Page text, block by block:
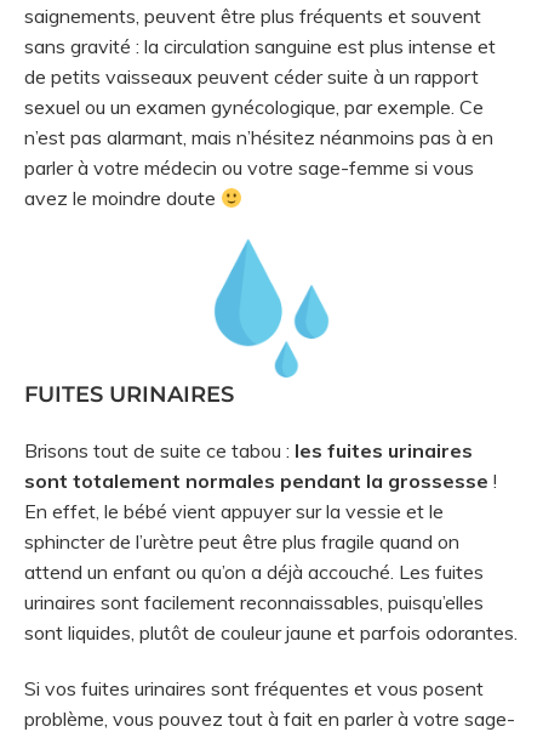
saignements, peuvent être plus fréquents et souvent
sans gravité : la circulation sanguine est plus intense et
de petits vaisseaux peuvent céder suite à un rapport
sexuel ou un examen gynécologique, par exemple. Ce
n’est pas alarmant, mais n’hésitez néanmoins pas à en
parler à votre médecin ou votre sage-femme si vous
avez le moindre doute
FUITES URINAIRES
Brisons tout de suite ce tabou : les fuites urinaires
sont totalement normales pendant la grossesse !
En effet, le bébé vient appuyer sur la vessie et le
sphincter de l’urètre peut être plus fragile quand on
attend un enfant ou qu’on a déjà accouché. Les fuites
urinaires sont facilement reconnaissables, puisqu’elles
sont liquides, plutôt de couleur jaune et parfois odorantes.
Si vos fuites urinaires sont fréquentes et vous posent
problème, vous pouvez tout à fait en parler à votre sage-